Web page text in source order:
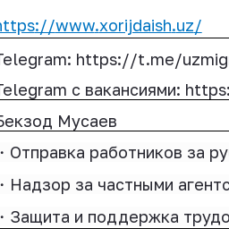
://www.xorijdaish.uz/
https://t.me/
с вакансиями:
Мусаев
・ Отправка работников за
・ Надзор за частными
・ Защита и поддержка